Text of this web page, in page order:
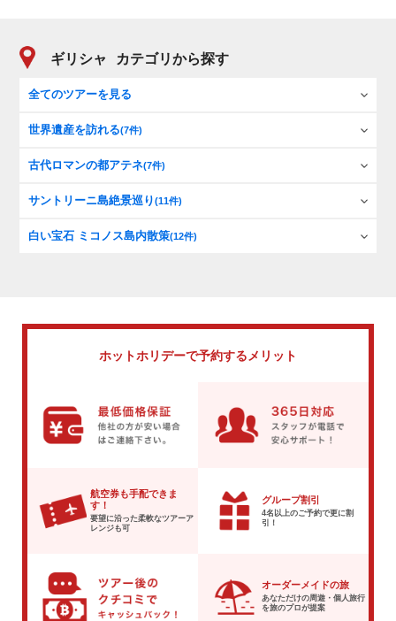
ギリシャ カテゴリから探す
全てのツアーを見る
世界遺産を訪れる(7件)
古代ロマンの都アテネ(7件)
サントリーニ島絶景巡り(11件)
白い宝石 ミコノス島内散策(12件)
ホットホリデーで予約するメリット
航空券も手配できま
す！
要望に沿った柔軟なツアーア
レンジも可
グループ割引
4名以上のご予約で更に割
引！
オーダーメイドの旅
あなただけの周遊・個人旅行
を旅のプロが提案